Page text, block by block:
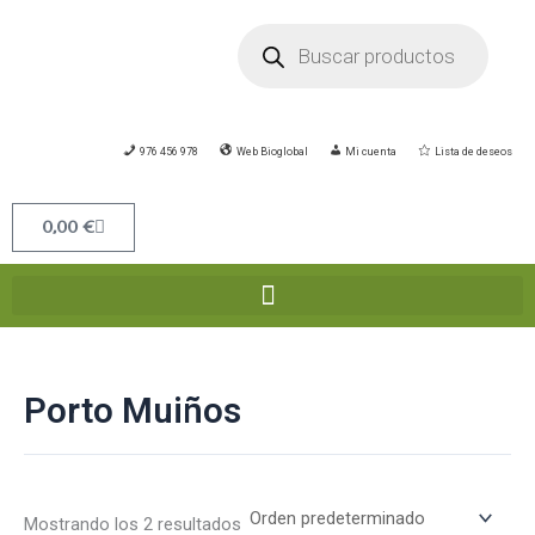
productos
976 456 978 Web Bioglobal Mi cuenta Lista de deseos
0,00 €Carrito
Porto Muiños
Mostrando los 2 resultados